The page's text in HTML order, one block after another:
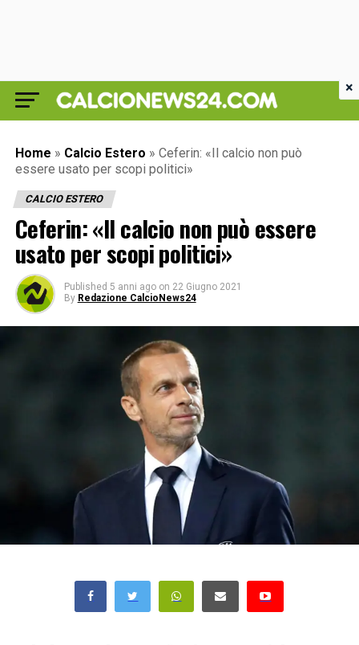
Home » Calcio Estero » Ceferin: «Il calcio non può
essere usato per scopi politici»
CALCIO ESTERO
Ceferin: «Il calcio non può essere
usato per scopi politici»
Published 5 anni ago on 22 Giugno 2021
By Redazione CalcioNews24
×